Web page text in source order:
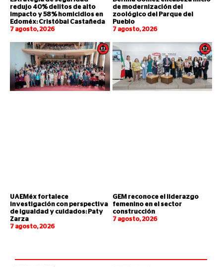
redujo 40% delitos de alto
impacto y 58% homicidios en
Edoméx: Cristóbal Castañeda
7 agosto, 2026
de modernización del
zoológico del Parque del
Pueblo
7 agosto, 2026
UAEMéx fortalece
investigación con perspectiva
de igualdad y cuidados: Paty
Zarza
7 agosto, 2026
GEM reconoce el liderazgo
femenino en el sector
construcción
7 agosto, 2026